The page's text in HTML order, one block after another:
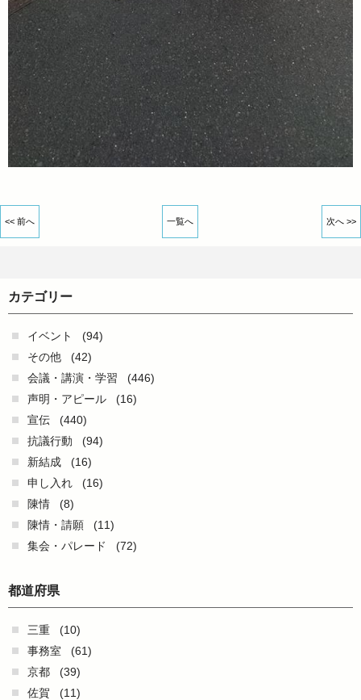
<< 前へ 一覧へ 次へ >>
カテゴリー
イベント
(94)
その他
(42)
会議・講演・学習
(446)
声明・アピール
(16)
宣伝
(440)
抗議行動
(94)
新結成
(16)
申し入れ
(16)
陳情
(8)
陳情・請願
(11)
集会・パレード
(72)
都道府県
三重
(10)
事務室
(61)
京都
(39)
佐賀
(11)